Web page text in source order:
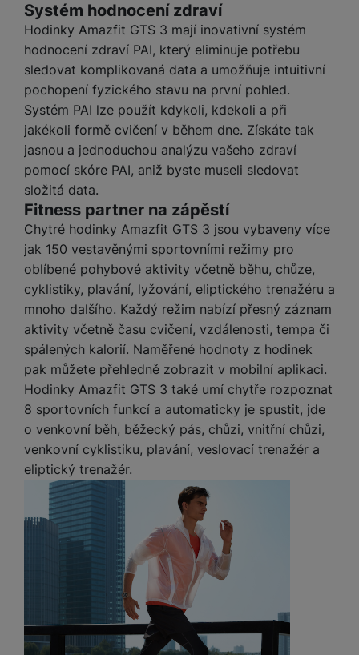
Díky těmto cookies vám práci s naším webem dokážeme ještě
zpříjemnit. Dokážeme si zapamatovat vaše nastavení, mohou
vám pomoci s vyplňováním formulářů, umožní nám zobrazit
služby jako je chat a podobně.
Analytické
Analytické
abychom věděli, jak se na webu chováte, a mohli
Povoleno
Tyto cookies nám umožňují měření výkonu našeho webu i
našich reklamních kampaní. Jejich pomocí určujeme počet
návštěv a zdroje návštěv našich internetových stránek. Data
získaná pomocí těchto cookies zpracováváme souhrnně a
anonymně, takže nejsme schopni identifikovat konkrétní
uživatele našeho webu.
Marketingové
Marketingové -abychom vás neobtěžovali nevhodnou
reklamou .
Povoleno
Marketingové cookies používáme my nebo naši partneři,
abychom vám mohli zobrazit vhodné obsahy nebo reklamy jak
na našich stránkách, tak na stránkách třetích stran.
Systém hodnocení zdraví
Hodinky Amazfit GTS 3 mají inovativní systém
hodnocení zdraví PAI, který eliminuje potřebu
sledovat komplikovaná data a umožňuje intuitivní
pochopení fyzického stavu na první pohled.
Systém PAI lze použít kdykoli, kdekoli a při
jakékoli formě cvičení v během dne. Získáte tak
jasnou a jednoduchou analýzu vašeho zdraví
pomocí skóre PAI, aniž byste museli sledovat
složitá data.
Fitness partner na zápěstí
Chytré hodinky Amazfit GTS 3 jsou vybaveny více
jak 150 vestavěnými sportovními režimy pro
oblíbené pohybové aktivity včetně běhu, chůze,
cyklistiky, plavání, lyžování, eliptického trenažéru a
mnoho dalšího. Každý režim nabízí přesný záznam
aktivity včetně času cvičení, vzdálenosti, tempa či
spálených kalorií. Naměřené hodnoty z hodinek
pak můžete přehledně zobrazit v mobilní aplikaci.
Hodinky Amazfit GTS 3 také umí chytře rozpoznat
8 sportovních funkcí a automaticky je spustit, jde
o venkovní běh, běžecký pás, chůzi, vnitřní chůzi,
venkovní cyklistiku, plavání, veslovací trenažér a
eliptický trenažér.